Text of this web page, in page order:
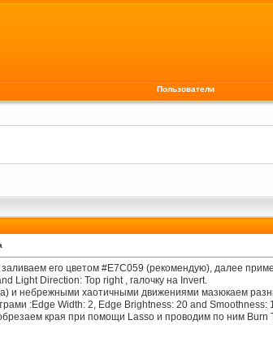
Пользователи
его цветом #E7C059 (рекомендую), далее
Light Direction: Top right , галочку на Invert.
и небрежными хаотичными движениями мазюкаем
:Edge Width: 2, Edge Brightness: 20 and Smoothness:
края при помощи Lasso и проводим по ним